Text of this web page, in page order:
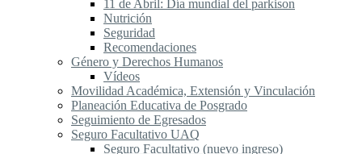
11 de Abril: Día mundial del parkison
Nutrición
Seguridad
Recomendaciones
Género y Derechos Humanos
Vídeos
Movilidad Académica, Extensión y Vinculación
Planeación Educativa de Posgrado
Seguimiento de Egresados
Seguro Facultativo UAQ
Seguro Facultativo (nuevo ingreso)